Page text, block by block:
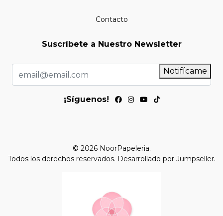
Contacto
Suscríbete a Nuestro Newsletter
Notifícame
¡Síguenos!
© 2026 NoorPapeleria.
Todos los derechos reservados. Desarrollado por Jumpseller.